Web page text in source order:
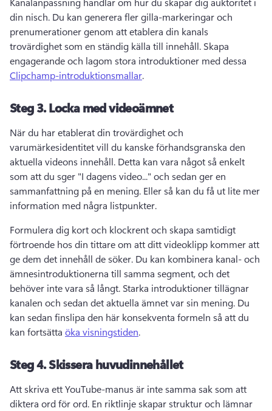
din nisch. Du kan generera fler gilla-markeringar och
prenumerationer genom att etablera din kanals
trovärdighet som en ständig källa till innehåll. Skapa
engagerande och lagom stora introduktioner med dessa
Clipchamp-introduktionsmallar.
Steg 3.Locka med videoämnet
När du har etablerat din trovärdighet och
varumärkesidentitet vill du kanske förhandsgranska den
aktuella videons innehåll. Detta kan vara något så enkelt
som att du sger "I dagens video..." och sedan ger en
sammanfattning på en mening. Eller så kan du få ut lite mer
information med några listpunkter.
Formulera dig kort och klockrent och skapa samtidigt
förtroende hos din tittare om att ditt videoklipp kommer att
ge dem det innehåll de söker. Du kan kombinera kanal- och
ämnesintroduktionerna till samma segment, och det
behöver inte vara så långt. Starka introduktioner tillägnar
kanalen och sedan det aktuella ämnet var sin mening. Du
kan sedan finslipa den här konsekventa formeln så att du
kan fortsätta öka visningstiden.
Steg 4.Skissera huvudinnehållet
Att skriva ett YouTube-manus är inte samma sak som att
diktera ord för ord. En riktlinje skapar struktur och lämnar